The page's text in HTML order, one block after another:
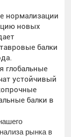
нормализации
новых
балки
глобальные
устойчивый
балки в
рынка в